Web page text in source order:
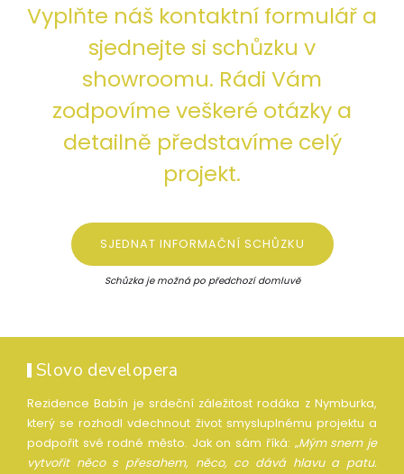
Vyplňte náš kontaktní formulář a
sjednejte si schůzku v
showroomu. Rádi Vám
zodpovíme veškeré otázky a
detailně představíme celý
projekt.
SJEDNAT INFORMAČNÍ SCHŮZKU
Schůzka je možná po předchozí domluvě
Slovo developera
Rezidence Babín je srdeční záležitost rodáka z Nymburka,
který se rozhodl vdechnout život smysluplnému projektu a
podpořit své rodné město. Jak on sám říká: „Mým snem je
vytvořit něco s přesahem, něco, co dává hlavu a patu.